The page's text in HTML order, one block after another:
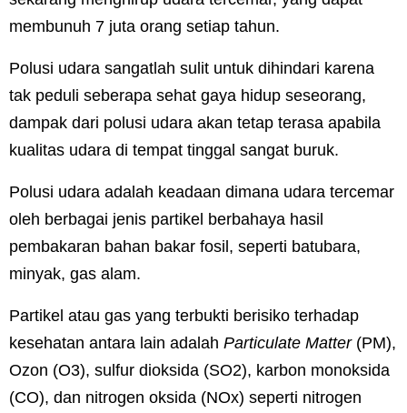
membunuh 7 juta orang setiap tahun.
Polusi udara sangatlah sulit untuk dihindari karena
tak peduli seberapa sehat gaya hidup seseorang,
dampak dari polusi udara akan tetap terasa apabila
kualitas udara di tempat tinggal sangat buruk.
Polusi udara adalah keadaan dimana udara tercemar
oleh berbagai jenis partikel berbahaya hasil
pembakaran bahan bakar fosil, seperti batubara,
minyak, gas alam.
Partikel atau gas yang terbukti berisiko terhadap
kesehatan antara lain adalah Particulate Matter (PM),
Ozon (O3), sulfur dioksida (SO2), karbon monoksida
(CO), dan nitrogen oksida (NOx) seperti nitrogen